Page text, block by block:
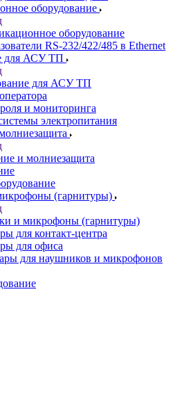
оборудование
оборудование
RS-232/422/485 в Ethernet
для АСУ ТП
для АСУ ТП
и мониторинга
электропитания
и молниезащита
(гарнитуры)
и микрофоны (гарнитуры)
для контакт-центра
для офиса
для наушников и микрофонов